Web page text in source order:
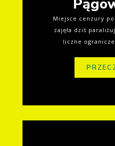
Miejsce cenzury
zajęła dziś
liczne